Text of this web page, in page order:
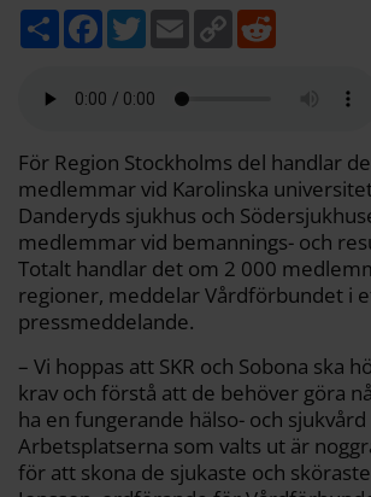
D
e
F
c
b
k
T
w
t
E
m
a
C
o
p
k
För Region Stockholms del handlar
medlemmar vid Karolinska
Danderyds sjukhus och
medlemmar vid bemannings- och
Totalt handlar det om 2 000
regioner, meddelar Vårdförbundet i
pressmeddelande.
– Vi hoppas att SKR och Sobona ska
krav och förstå att de behöver göra
ha en fungerande hälso- och
Arbetsplatserna som valts ut är
för att skona de sjukaste och